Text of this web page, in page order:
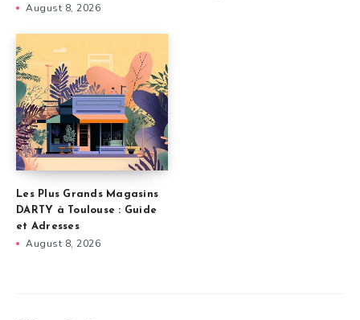
August 8, 2026
Les Plus Grands Magasins
DARTY à Toulouse : Guide
et Adresses
August 8, 2026